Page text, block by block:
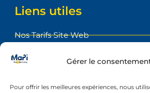
Gérer le
Pour offrir les meilleures expériences, nous
Liens utiles
Nos Tarifs Site Web
Foire aux Questions